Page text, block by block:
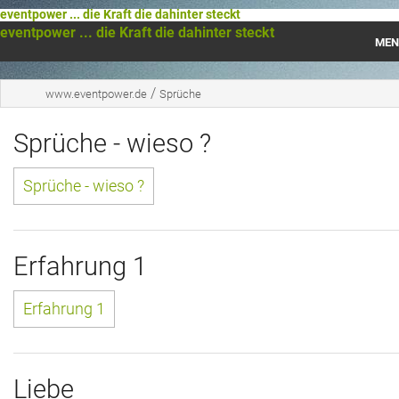
eventpower ... die Kraft die dahinter steckt
eventpower ... die Kraft die dahinter steckt
Startseite
Das war 2021
Das war 2020
Das war 2018
Das war 2017
Das war 2016
www.eventpower.de / Sprüche
Sprüche - wieso ?
Sprüche - wieso ?
Erfahrung 1
Erfahrung 1
Liebe